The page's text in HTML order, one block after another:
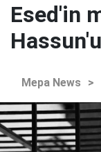
Esed'in
Mepa News >